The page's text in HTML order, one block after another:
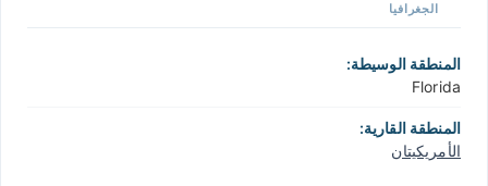
الجغرافيا
المنطقة الوسيطة:
Florida
المنطقة القارية:
الأمريكيتان